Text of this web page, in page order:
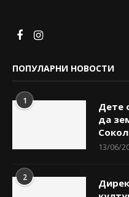
ПОПУЛАРНИ НОВОСТИ
1
Дете
да
13/06/
2